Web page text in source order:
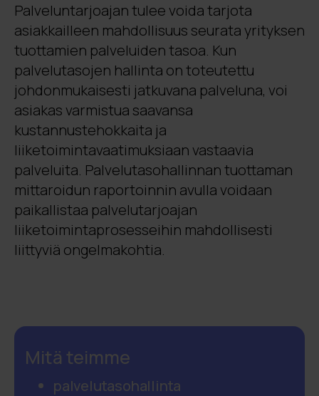
Palveluntarjoajan tulee voida tarjota
asiakkailleen mahdollisuus seurata yrityksen
tuottamien palveluiden tasoa. Kun
palvelutasojen hallinta on toteutettu
johdonmukaisesti jatkuvana palveluna, voi
asiakas varmistua saavansa
kustannustehokkaita ja
liiketoimintavaatimuksiaan vastaavia
palveluita. Palvelutasohallinnan tuottaman
mittaroidun raportoinnin avulla voidaan
paikallistaa palvelutarjoajan
liiketoimintaprosesseihin mahdollisesti
liittyviä ongelmakohtia.
Mitä teimme
palvelutasohallinta